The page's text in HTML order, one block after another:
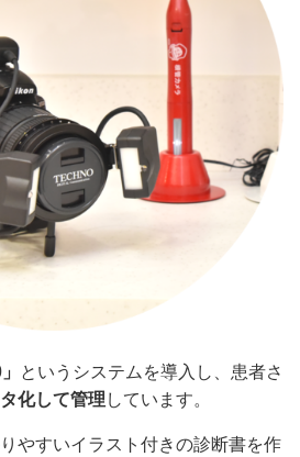
」
というシステムを導入し、患者さ
化して管理 しています。
やすいイラスト付きの診断書を作